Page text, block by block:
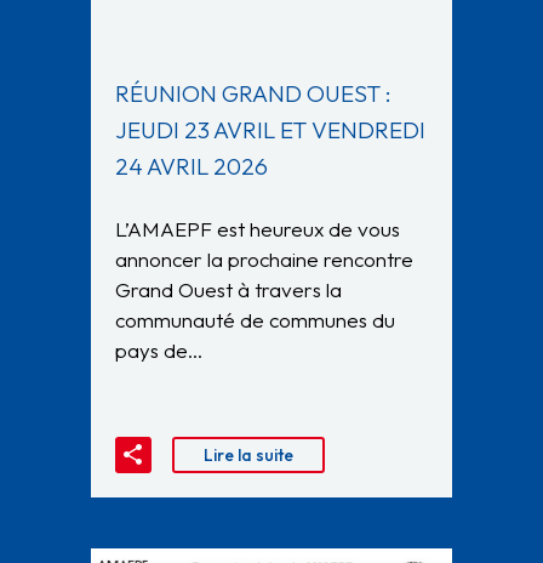
RÉUNION GRAND OUEST :
JEUDI 23 AVRIL ET VENDREDI
24 AVRIL 2026
L’AMAEPF est heureux de vous
annoncer la prochaine rencontre
Grand Ouest à travers la
communauté de communes du
pays de…
Lire la suite